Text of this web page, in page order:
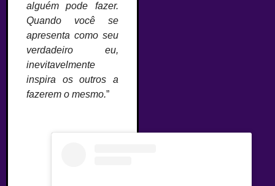
alguém pode fazer.
Quando você se
apresenta como seu
verdadeiro eu,
inevitavelmente
inspira os outros a
fazerem o mesmo.”